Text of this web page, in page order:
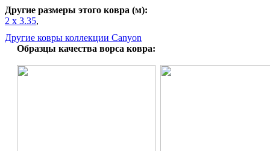
Другие размеры этого ковра (м):
2 x 3.35,
Другие ковры коллекции Canyon
Образцы качества ворса ковра: